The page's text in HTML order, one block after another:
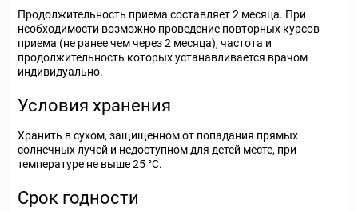
Продолжительность приема составляет 2 месяца. При
необходимости возможно проведение повторных курсов
приема (не ранее чем через 2 месяца), частота и
продолжительность которых устанавливается врачом
индивидуально.
Условия хранения
Хранить в сухом, защищенном от попадания прямых
солнечных лучей и недоступном для детей месте, при
температуре не выше 25 °С.
Срок годности